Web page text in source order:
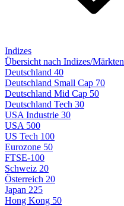
Indizes
Übersicht nach Indizes/Märkten
Deutschland 40
Deutschland Small Cap 70
Deutschland Mid Cap 50
Deutschland Tech 30
USA Industrie 30
USA 500
US Tech 100
Eurozone 50
FTSE-100
Schweiz 20
Österreich 20
Japan 225
Hong Kong 50